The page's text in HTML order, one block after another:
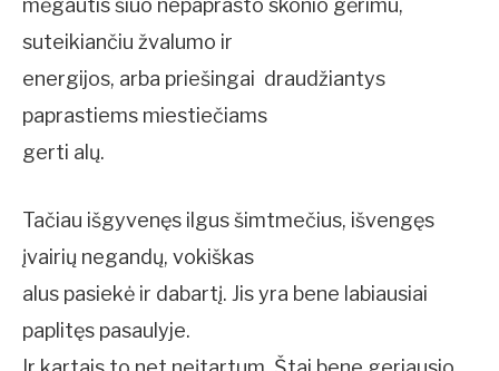
mėgautis šiuo nepaprasto skonio gėrimu,
suteikiančiu žvalumo ir
energijos, arba priešingai  draudžiantys
paprastiems miestiečiams
gerti alų.
Tačiau išgyvenęs ilgus šimtmečius, išvengęs
įvairių negandų, vokiškas
alus pasiekė ir dabartį. Jis yra bene labiausiai
paplitęs pasaulyje.